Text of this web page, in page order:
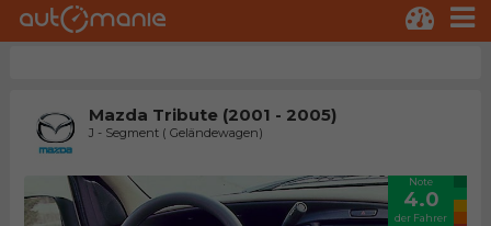
Mazda Tribute (2001 - 2005)
J - Segment ( Geländewagen)
Note
4.0
der Fahrer